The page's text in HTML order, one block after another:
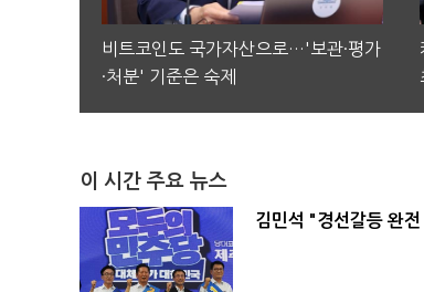
비트코인도 국가자산으로…'보관·평가
·처분' 기준은 숙제
이 시간 주요 뉴스
김민석 "경선갈등 완